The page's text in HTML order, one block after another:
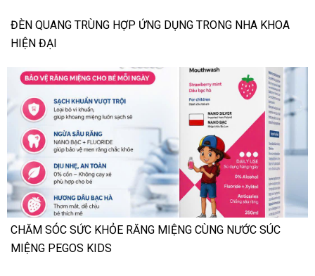
ĐÈN QUANG TRÙNG HỢP ỨNG DỤNG TRONG NHA KHOA
HIỆN ĐẠI
CHĂM SÓC SỨC KHỎE RĂNG MIỆNG CÙNG NƯỚC SÚC
MIỆNG PEGOS KIDS